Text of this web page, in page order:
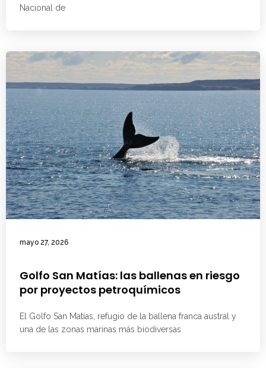
Nacional de
mayo 27, 2026
Golfo San Matías: las ballenas en riesgo
por proyectos petroquímicos
El Golfo San Matías, refugio de la ballena franca austral y
una de las zonas marinas más biodiversas